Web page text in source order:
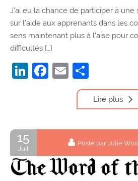
J’ai eu la chance de participer à
sur l’aide aux apprenants dans les
sens maintenant plus à l’aise pour
difficultés […]
LinkedIn
Facebook
Email
Lire plus
15
Juil
Posté par Julie